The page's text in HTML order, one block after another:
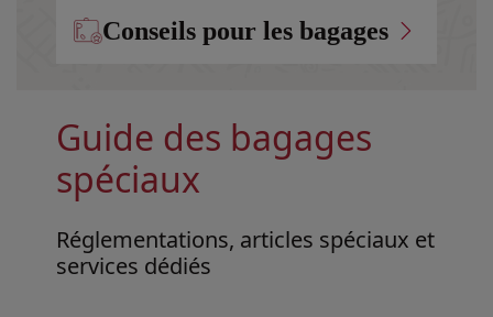
Conseils pour les bagages
Guide des bagages
spéciaux
Réglementations, articles spéciaux et
services dédiés